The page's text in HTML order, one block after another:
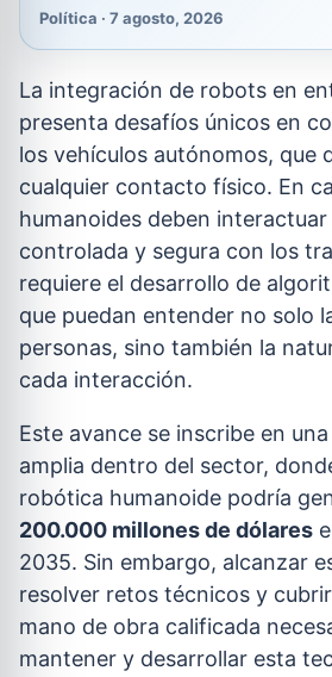
Política · 7 agosto, 2026
La integración de robots en
presenta desafíos únicos en
los vehículos autónomos, que
cualquier contacto físico. En
humanoides deben interactuar
controlada y segura con los
requiere el desarrollo de
que puedan entender no solo
personas, sino también la
cada interacción.
Este avance se inscribe en
amplia dentro del sector,
robótica humanoide podría
200.000 millones de dólares
2035. Sin embargo, alcanzar
resolver retos técnicos y
mano de obra calificada
mantener y desarrollar esta